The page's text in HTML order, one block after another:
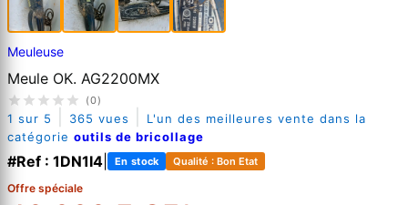
Meuleuse
Meule OK. AG2200MX
(0)
1 sur 5 365 vues
L'un des meilleures vente dans la
catégorie outils de bricollage
#Ref : 1DN1I4 En stock Qualité : Bon Etat
Offre spéciale